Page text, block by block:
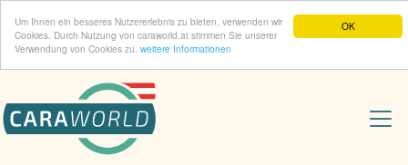
OK
Um Ihnen ein besseres Nutzererlebnis zu bieten, verwenden wir
Cookies. Durch Nutzung von caraworld.at stimmen Sie unserer
Verwendung von Cookies zu. weitere Informationen